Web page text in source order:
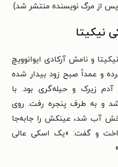
از مرگ نویسنده منتشر شد)
نیکیتا
و نامش آرکادی ایوانوویچ
و عمداً صبح زود بیدار شده
آدم زیرک و حیله‌گری بود. با
شد و به طرف پنجره رفت. روی
آب شد، عینکش را جابه‌جا
و گفت: «یک اسکی عالی